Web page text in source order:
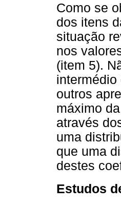
Como se
dos itens
situação
nos
(item 5).
outros
máximo
através
uma
que uma
destes
Estudos